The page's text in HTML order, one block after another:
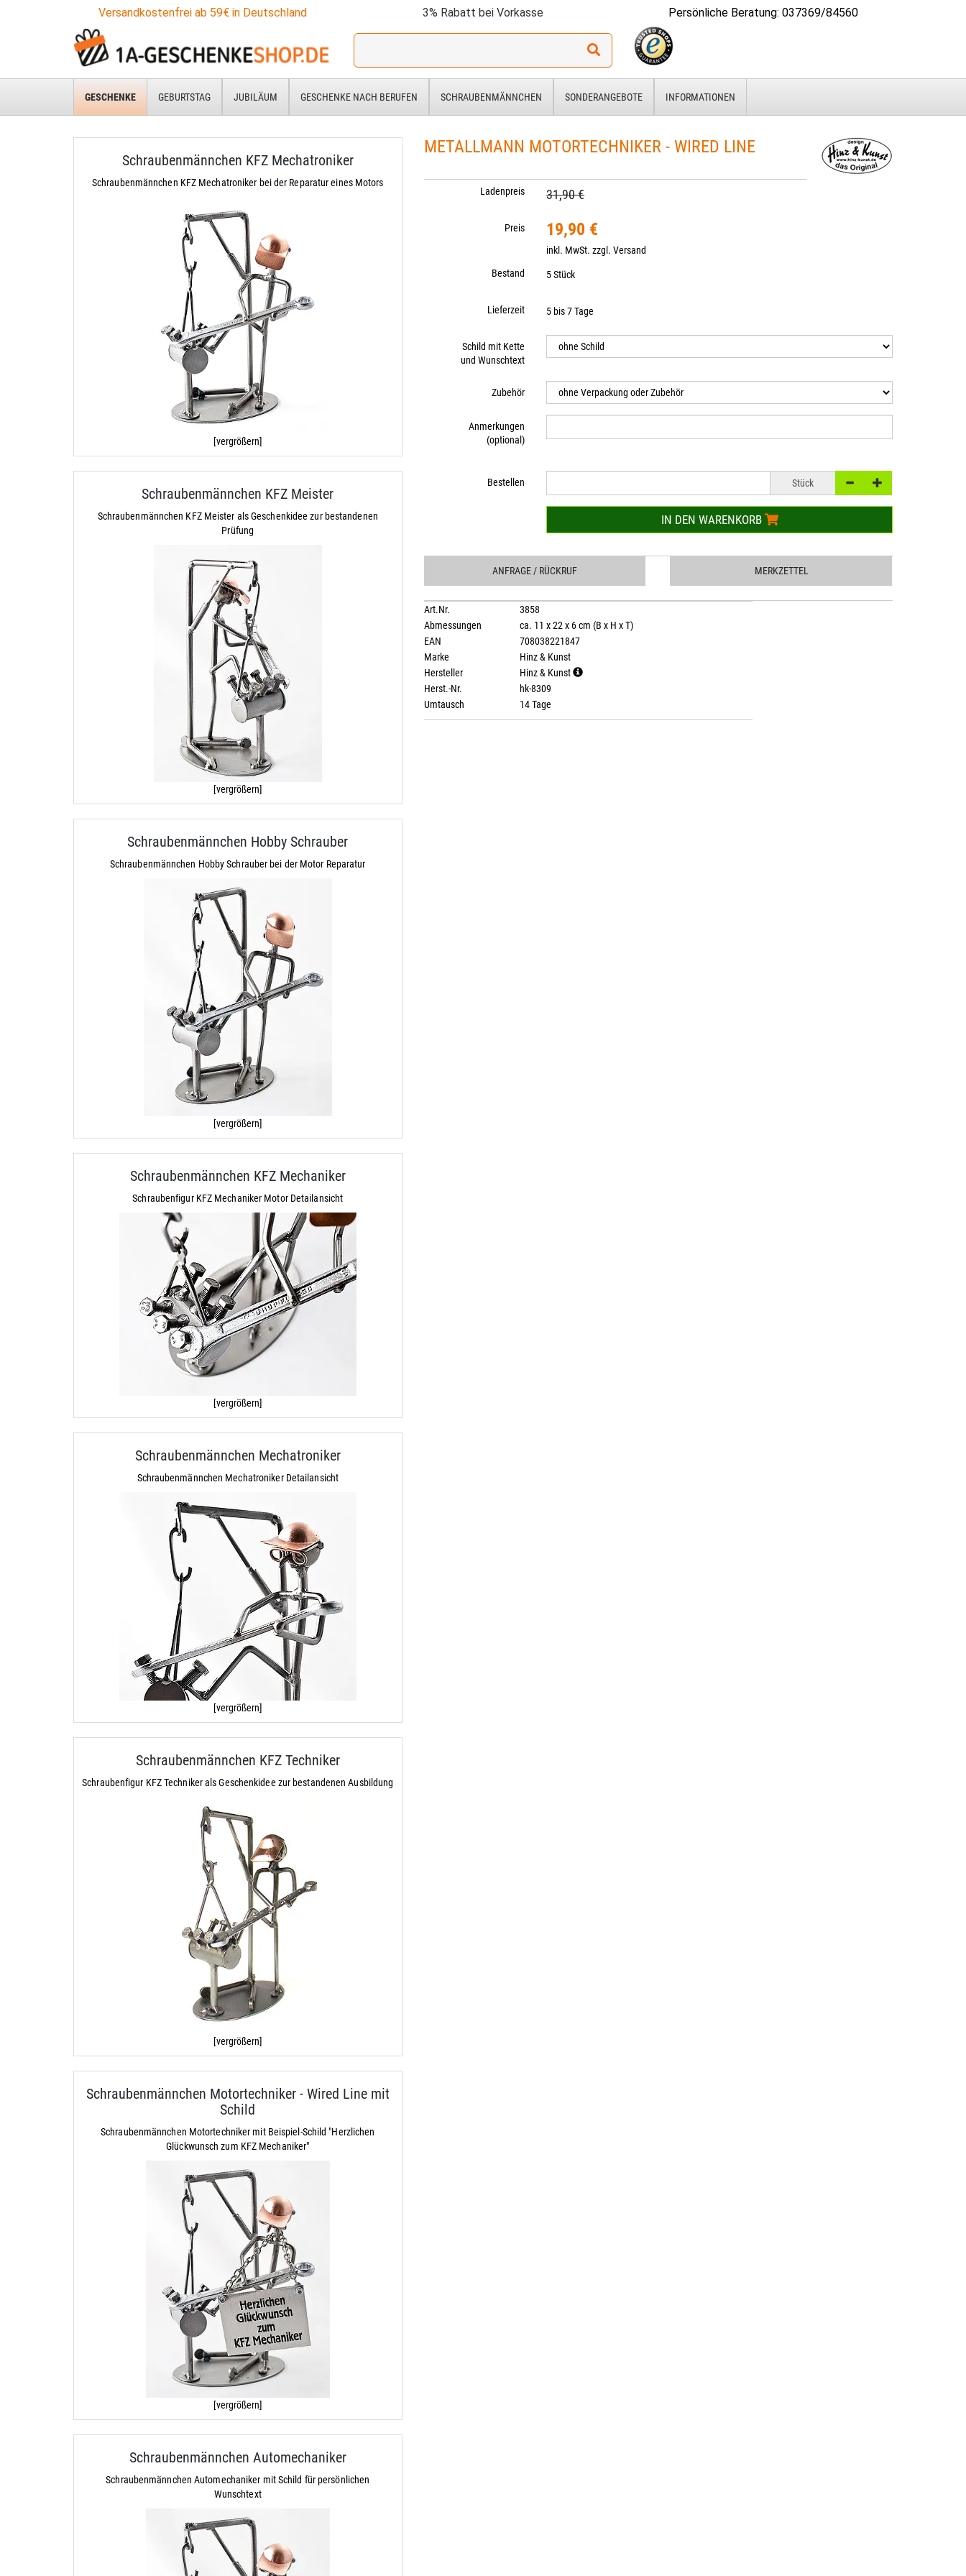
Versandkostenfrei ab 59€ in Deutschland 3% Rabatt bei Vorkasse Persönliche Beratung: 037369/84560
Ich
für:
GESCHENKE GEBURTSTAG JUBILÄUM GESCHENKE NACH BERUFEN SCHRAUBENMÄNNCHEN SONDERANGEBOTE INFORMATIONEN
Schraubenmännchen KFZ Mechatroniker
Schraubenmännchen KFZ Mechatroniker bei der Reparatur eines Motors
[vergrößern]
Schraubenmännchen KFZ Meister
Schraubenmännchen KFZ Meister als Geschenkidee zur bestandenen
Prüfung
[vergrößern]
Schraubenmännchen Hobby Schrauber
Schraubenmännchen Hobby Schrauber bei der Motor Reparatur
[vergrößern]
Schraubenmännchen KFZ Mechaniker
Schraubenfigur KFZ Mechaniker Motor Detailansicht
[vergrößern]
Schraubenmännchen Mechatroniker
Schraubenmännchen Mechatroniker Detailansicht
[vergrößern]
Schraubenmännchen KFZ Techniker
Schraubenfigur KFZ Techniker als Geschenkidee zur bestandenen Ausbildung
[vergrößern]
Schraubenmännchen Motortechniker - Wired Line mit
Schild
Schraubenmännchen Motortechniker mit Beispiel-Schild "Herzlichen
Glückwunsch zum KFZ Mechaniker"
[vergrößern]
Schraubenmännchen Automechaniker
Schraubenmännchen Automechaniker mit Schild für persönlichen
Wunschtext
METALLMANN MOTORTECHNIKER - WIRED LINE
Ladenpreis 31,90 €
Preis 19,90 €
inkl. MwSt. zzgl.Versand
Bestand
5 Stück
Lieferzeit 5 bis 7 Tage
Schild mit Kette
und Wunschtext
Zubehör
Anmerkungen
(optional)
Bestellen Stück
IN DEN WARENKORB
ANFRAGE / RÜCKRUF MERKZETTEL
Art.Nr.
3858
Abmessungen
ca. 11 x 22 x 6 cm (B x H x T)
EAN
708038221847
Marke
Hinz & Kunst
Hersteller
Hinz & Kunst
Herst.-Nr.
hk-8309
Umtausch
14 Tage